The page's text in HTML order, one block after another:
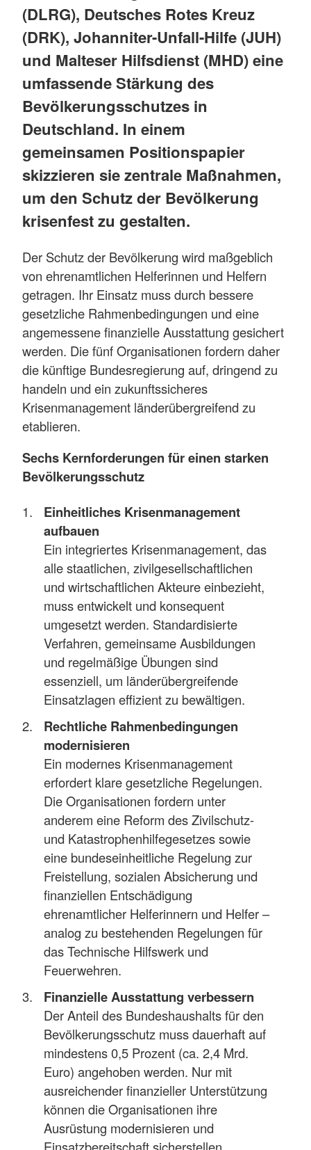
(DLRG), Deutsches Rotes Kreuz
(DRK), Johanniter-Unfall-Hilfe (JUH)
und Malteser Hilfsdienst (MHD) eine
umfassende Stärkung des
Bevölkerungsschutzes in
Deutschland. In einem
gemeinsamen Positionspapier
skizzieren sie zentrale Maßnahmen,
um den Schutz der Bevölkerung
krisenfest zu gestalten.
Der Schutz der Bevölkerung wird maßgeblich
von ehrenamtlichen Helferinnen und Helfern
getragen. Ihr Einsatz muss durch bessere
gesetzliche Rahmenbedingungen und eine
angemessene finanzielle Ausstattung gesichert
werden. Die fünf Organisationen fordern daher
die künftige Bundesregierung auf, dringend zu
handeln und ein zukunftssicheres
Krisenmanagement länderübergreifend zu
etablieren.
Sechs Kernforderungen für einen starken
Bevölkerungsschutz
Einheitliches Krisenmanagement
aufbauen
Ein integriertes Krisenmanagement, das
alle staatlichen, zivilgesellschaftlichen
und wirtschaftlichen Akteure einbezieht,
muss entwickelt und konsequent
umgesetzt werden. Standardisierte
Verfahren, gemeinsame Ausbildungen
und regelmäßige Übungen sind
essenziell, um länderübergreifende
Einsatzlagen effizient zu bewältigen.
Rechtliche Rahmenbedingungen
modernisieren
Ein modernes Krisenmanagement
erfordert klare gesetzliche Regelungen.
Die Organisationen fordern unter
anderem eine Reform des Zivilschutz-
und Katastrophenhilfegesetzes sowie
eine bundeseinheitliche Regelung zur
Freistellung, sozialen Absicherung und
finanziellen Entschädigung
ehrenamtlicher Helferinnern und Helfer –
analog zu bestehenden Regelungen für
das Technische Hilfswerk und
Feuerwehren.
Finanzielle Ausstattung verbessern
Der Anteil des Bundeshaushalts für den
Bevölkerungsschutz muss dauerhaft auf
mindestens 0,5 Prozent (ca. 2,4 Mrd.
Euro) angehoben werden. Nur mit
ausreichender finanzieller Unterstützung
können die Organisationen ihre
Ausrüstung modernisieren und